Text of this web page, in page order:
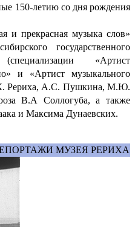
150-летию со дня рождения
и прекрасная музыка слов»
государственного
«Артист
и «Артист музыкального
Рериха, А.С. Пушкина, М.Ю.
В.А Соллогуба, а также
и Максима Дунаевских.
МУЗЕЯ РЕРИХА